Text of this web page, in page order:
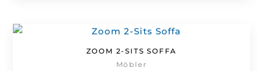
ZOOM 2-SITS SOFFA
Möbler